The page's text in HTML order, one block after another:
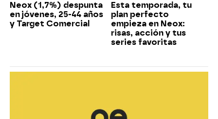
Neox (1,7%) despunta
en jóvenes, 25-44 años
y Target Comercial
Esta temporada, tu
plan perfecto
empieza en Neox:
risas, acción y tus
series favoritas